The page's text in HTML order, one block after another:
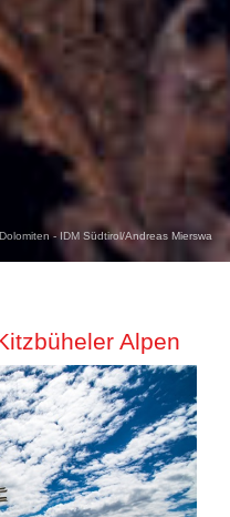
- IDM Südtirol/Andreas Mierswa
Alpen